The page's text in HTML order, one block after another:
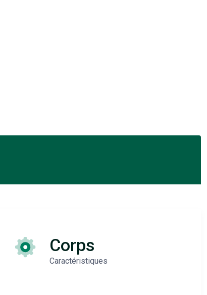
Corps
Caractéristiques